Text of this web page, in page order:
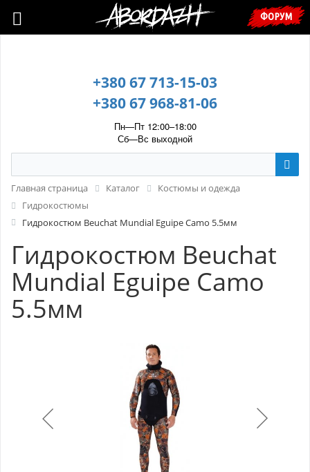
🇺🇦 У зв’язку з воєнним станом, прохання уточнювати ціну та
наявність у менеджера. 🇺🇦
+380 67 713-15-03
+380 67 968-81-06
Пн—Пт 12:00–18:00
Сб—Вс выходной
ФОРУМ
Главная страница Каталог
Костюмы и одежда
Гидрокостюмы
Гидрокостюм Beuchat Mundial Eguipe Camo 5.5мм
Гидрокостюм Beuchat
Mundial Eguipe Camo
5.5мм